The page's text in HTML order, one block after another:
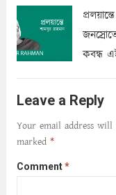
কবন্ধ
আমার
আনে
Leave a Reply
Your email address
marked *
Comment*